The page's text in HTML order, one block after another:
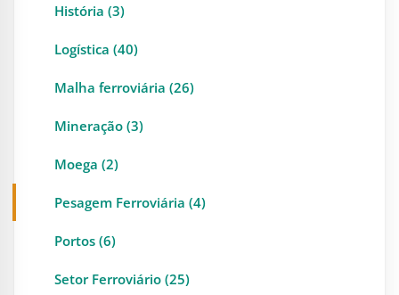
História (3)
Logística (40)
Malha ferroviária (26)
Mineração (3)
Moega (2)
Pesagem Ferroviária (4)
Portos (6)
Setor Ferroviário (25)